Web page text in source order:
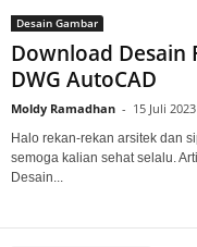
Desain Gambar
Download Desain
DWG AutoCAD
Moldy Ramadhan - 15 Juli 2023
Halo rekan-rekan arsitek dan
semoga kalian sehat selalu.
Desain...